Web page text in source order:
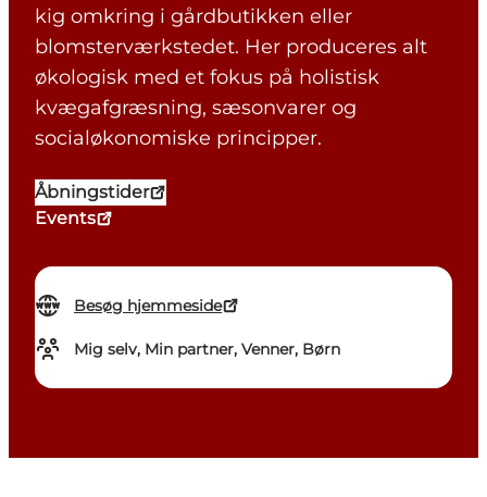
kig omkring i gårdbutikken eller
blomsterværkstedet. Her produceres alt
økologisk med et fokus på holistisk
kvægafgræsning, sæsonvarer og
socialøkonomiske principper.
Åbningstider
Events
Besøg hjemmeside
Mig selv, Min partner, Venner, Børn